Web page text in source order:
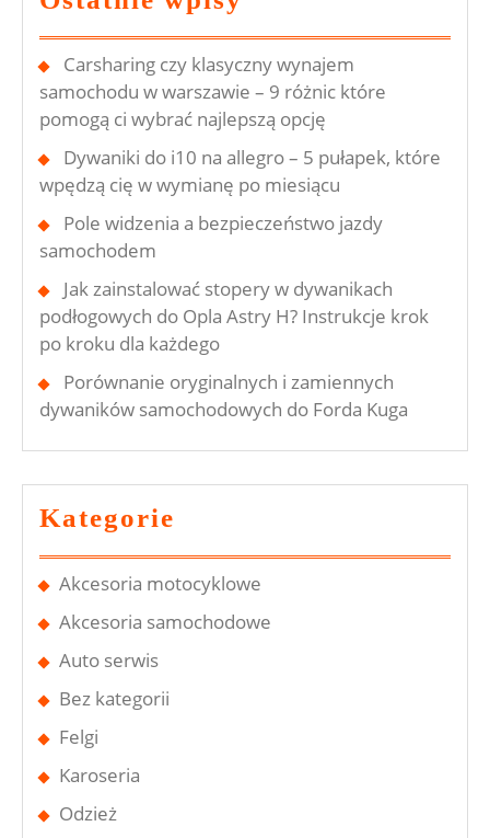
Carsharing czy klasyczny wynajem
samochodu w warszawie – 9 różnic które
pomogą ci wybrać najlepszą opcję
Dywaniki do i10 na allegro – 5 pułapek, które
wpędzą cię w wymianę po miesiącu
Pole widzenia a bezpieczeństwo jazdy
samochodem
Jak zainstalować stopery w dywanikach
podłogowych do Opla Astry H? Instrukcje krok
po kroku dla każdego
Porównanie oryginalnych i zamiennych
dywaników samochodowych do Forda Kuga
Kategorie
Akcesoria motocyklowe
Akcesoria samochodowe
Auto serwis
Bez kategorii
Felgi
Karoseria
Odzież